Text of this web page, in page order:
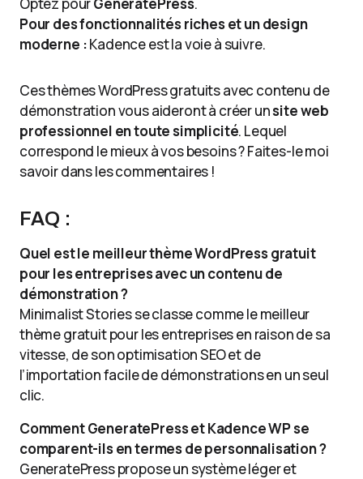
Pour des fonctionnalités riches et un design
moderne :Kadence est la voie à suivre.
Ces thèmes WordPress gratuits avec contenu de
démonstration vous aideront à créer unsite web
professionnel en toute simplicité. Lequel
correspond le mieux à vos besoins ? Faites-le moi
savoir dans les commentaires !
FAQ :
Quel est le meilleur thème WordPress gratuit
pour les entreprises avec un contenu de
démonstration ?
Minimalist Stories se classe comme le meilleur
thème gratuit pour les entreprises en raison de sa
vitesse, de son optimisation SEO et de
l’importation facile de démonstrations en un seul
clic.
Comment GeneratePress et Kadence WP se
comparent-ils en termes de personnalisation ?
GeneratePress propose un système léger et